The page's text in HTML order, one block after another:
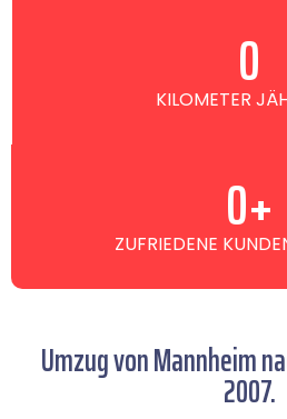
KILOMETER
0
ZUFRIEDENE 0+
Umzug von Mannheim
2007.